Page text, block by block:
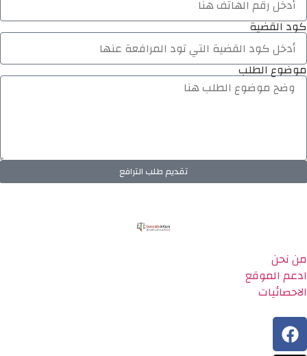
كود القضية
موضوع الطلب
تقديم طلب الترافع
من نحن
ادعم الموقع
الاحصائيات